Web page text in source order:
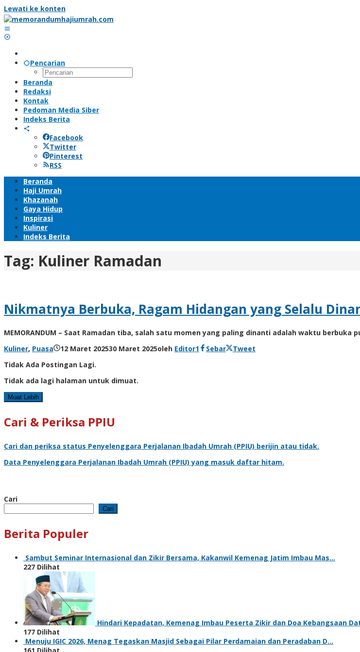
Lewati ke konten
Pencarian
Beranda
Redaksi
Kontak
Pedoman Media Siber
Indeks Berita
Facebook
Twitter
Pinterest
RSS
Beranda
Haji Umrah
Khazanah
Gaya Hidup
Inspirasi
Kuliner
Indeks Berita
Tag: Kuliner Ramadan
Nikmatnya Berbuka, Ragam Hidangan yang Selalu
MEMORANDUM – Saat Ramadan tiba, salah satu momen yang paling dinanti adalah waktu
Kuliner, Puasa 12 Maret 202530 Maret 2025oleh Editor1 Sebar
Tweet
Tidak Ada Postingan Lagi.
Tidak ada lagi halaman untuk dimuat.
Muat Lebih
Cari & Periksa PPIU
Cari dan periksa status Penyelenggara Perjalanan Ibadah Umrah (PPIU) berijin atau tidak.
Data Penyelenggara Perjalanan Ibadah Umrah (PPIU) yang masuk daftar hitam.
Cari
Cari
Berita Populer
Sambut Seminar Internasional dan Zikir Bersama, Kakanwil Kemenag Jatim Imbau Mas…
227 Dilihat
Hindari Kepadatan, Kemenag Imbau Peserta Zikir dan Doa Kebangsaan
177 Dilihat
Menuju IGIC 2026, Menag Tegaskan Masjid Sebagai Pilar Perdamaian dan Peradaban D…